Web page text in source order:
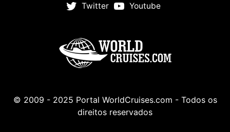
Twitter
Youtube
© 2009 - 2025 Portal WorldCruises.com - Todos os
direitos reservados